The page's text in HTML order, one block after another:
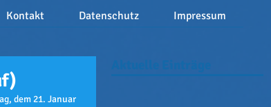
Kontakt Datenschutz Impressum
dem 21. Januar